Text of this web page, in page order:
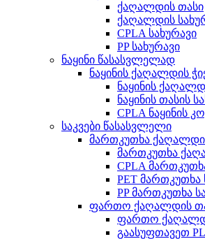
ქაღალდის თასი
ქაღალდის
CPLA სახურავი
PP სახურავი
ნაყინი წასასვლელად
ნაყინის ქაღალდის
ნაყინის
ნაყინის თასის
CPLA ნაყინის
საკვები წასასვლელი
მართკუთხა
მართკუთხა
CPLA
PET მართკუთხა
PP მართკუთხა
ფართო ქაღალდის
ფართო
გაასუფთავეთ